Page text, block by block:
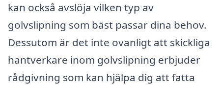
kan också avslöja vilken typ av
golvslipning som bäst passar dina behov.
Dessutom är det inte ovanligt att skickliga
hantverkare inom golvslipning erbjuder
rådgivning som kan hjälpa dig att fatta